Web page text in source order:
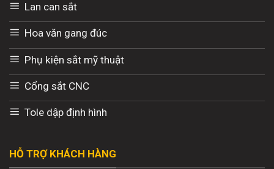
Lan can sắt
Hoa văn gang đúc
Phụ kiện sắt mỹ thuật
Cổng sắt CNC
Tole dập định hình
HỖ TRỢ KHÁCH HÀNG